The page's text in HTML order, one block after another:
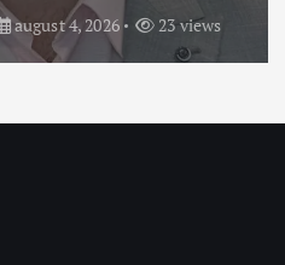
august 4, 2026 23 views